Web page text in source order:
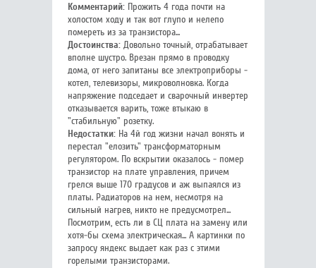
Комментарий:Прожить 4 года почти на
холостом ходу и так вот глупо и нелепо
помереть из за транзистора...
Достоинства:Довольно точный, отрабатывает
вполне шустро. Врезан прямо в проводку
дома, от него запитаны все электроприборы -
котел, телевизоры, микроволновка. Когда
напряжение подседает и сварочный инвертер
отказывается варить, тоже втыкаю в
"стабильную" розетку.
Недостатки:На 4й год жизни начал вонять и
перестал "елозить" трансформаторным
регулятором. По вскрытии оказалось - помер
транзистор на плате управления, причем
грелся выше 170 градусов и аж выпаялся из
платы. Радиаторов на нем, несмотря на
сильный нагрев, никто не предусмотрел...
Посмотрим, есть ли в СЦ плата на замену или
хотя-бы схема электрическая... А картинки по
запросу яндекс выдает как раз с этими
горелыми транзисторами.